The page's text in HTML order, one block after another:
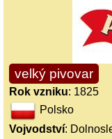
velký pivovar
Rok vzniku: 1825
Polsko
Vojvodství: